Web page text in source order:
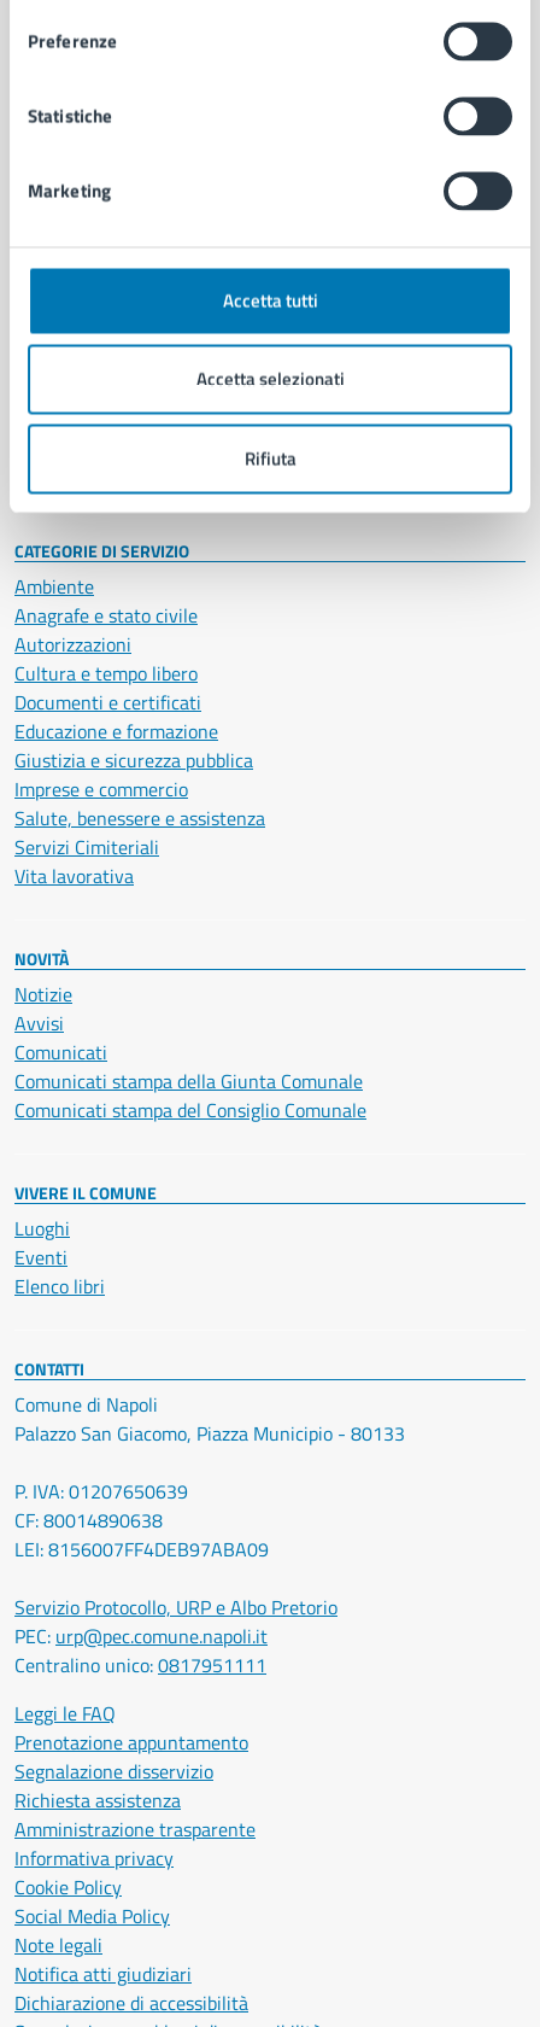
Preferenze
Statistiche
Marketing
Accetta tutti
Accetta selezionati
Rifiuta
Comune di Napoli
AMMINISTRAZIONE
Organi di governo
Enti e fondazioni
Personale amministrativo
Intranet, posta aziendale e protocollo
CATEGORIE DI SERVIZIO
Ambiente
Anagrafe e stato civile
Autorizzazioni
Cultura e tempo libero
Documenti e certificati
Educazione e formazione
Giustizia e sicurezza pubblica
Imprese e commercio
Salute, benessere e assistenza
Servizi Cimiteriali
Vita lavorativa
NOVITÀ
Notizie
Avvisi
Comunicati
Comunicati stampa della Giunta Comunale
Comunicati stampa del Consiglio Comunale
VIVERE IL COMUNE
Luoghi
Eventi
Elenco libri
CONTATTI
Comune di Napoli
Palazzo San Giacomo, Piazza Municipio - 80133
P. IVA: 01207650639
CF: 80014890638
LEI: 8156007FF4DEB97ABA09
Servizio Protocollo, URP e Albo Pretorio
PEC: urp@pec.comune.napoli.it
Centralino unico:0817951111
Leggi le FAQ
Prenotazione appuntamento
Segnalazione disservizio
Richiesta assistenza
Amministrazione trasparente
Informativa privacy
Cookie Policy
Social Media Policy
Note legali
Notifica atti giudiziari
Dichiarazione di accessibilità